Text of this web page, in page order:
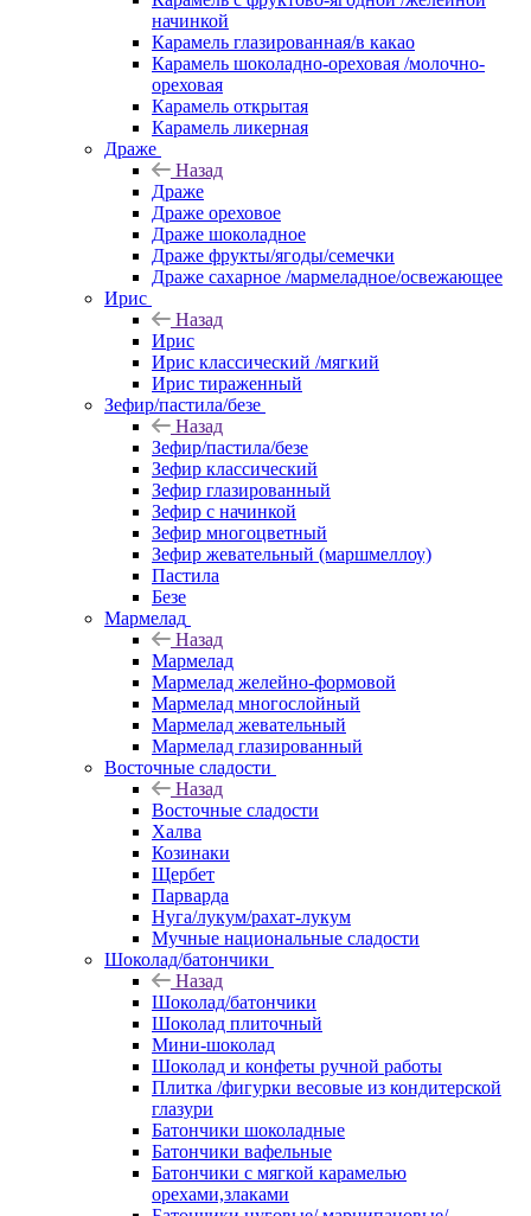
начинкой
Карамель глазированная/в какао
Карамель шоколадно-ореховая /молочно-
ореховая
Карамель открытая
Карамель ликерная
Драже
Назад
Драже
Драже ореховое
Драже шоколадное
Драже фрукты/ягоды/семечки
Драже сахарное /мармеладное/освежающее
Ирис
Назад
Ирис
Ирис классический /мягкий
Ирис тираженный
Зефир/пастила/безе
Назад
Зефир/пастила/безе
Зефир классический
Зефир глазированный
Зефир с начинкой
Зефир многоцветный
Зефир жевательный (маршмеллоу)
Пастила
Безе
Мармелад
Назад
Мармелад
Мармелад желейно-формовой
Мармелад многослойный
Мармелад жевательный
Мармелад глазированный
Восточные сладости
Назад
Восточные сладости
Халва
Козинаки
Щербет
Парварда
Нуга/лукум/рахат-лукум
Мучные национальные сладости
Шоколад/батончики
Назад
Шоколад/батончики
Шоколад плиточный
Мини-шоколад
Шоколад и конфеты ручной работы
Плитка /фигурки весовые из кондитерской
глазури
Батончики шоколадные
Батончики вафельные
Батончики с мягкой карамелью
орехами,злаками